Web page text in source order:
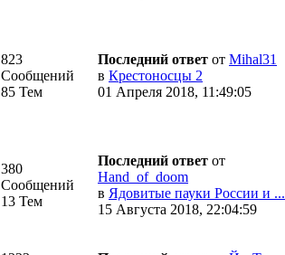
823
Сообщений
85 Тем
Последний ответ от Mihal31
в Крестоносцы 2
01 Апреля 2018, 11:49:05
380
Сообщений
13 Тем
Последний ответ от
Hand_of_doom
в Ядовитые пауки России и ...
15 Августа 2018, 22:04:59